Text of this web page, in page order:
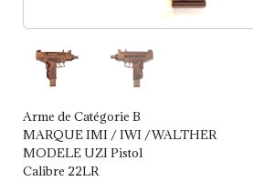
Arme de Catégorie B
MARQUE IMI / IWI /WALTHER
MODELE UZI Pistol
Calibre 22LR